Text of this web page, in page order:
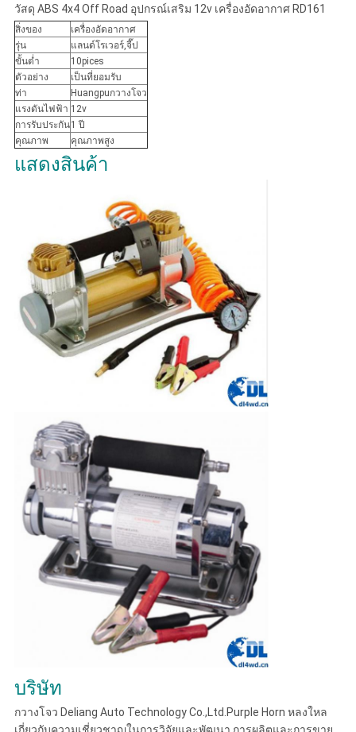
แผนผัง
เว็บไซต์
PRIVACY
POLICY
วัสดุ ABS 4x4 Off Road อุปกรณ์เสริม 12v เครื่องอัดอากาศ RD161
สิ่งของ
เครื่องอัดอากาศ
รุ่น
แลนด์โรเวอร์,จี๊ป
ขั้นต่ำ
10pices
ตัวอย่าง
เป็นที่ยอมรับ
ท่า
Huangpuกวางโจว
แรงดันไฟฟ้า 12v
การรับประกัน1 ปี
คุณภาพ
คุณภาพสูง
แสดงสินค้า
บริษัท
กวางโจว Deliang Auto Technology Co.,Ltd.Purple Horn หลงใหล